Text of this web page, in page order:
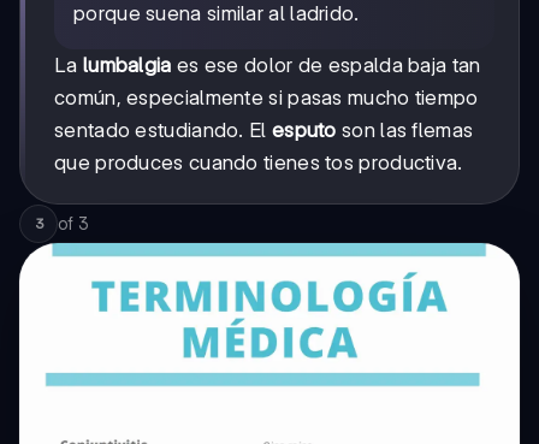
porque suena similar al ladrido.
La lumbalgia es ese dolor de espalda baja tan
común, especialmente si pasas mucho tiempo
sentado estudiando. El esputo son las flemas
que produces cuando tienes tos productiva.
3 of 3